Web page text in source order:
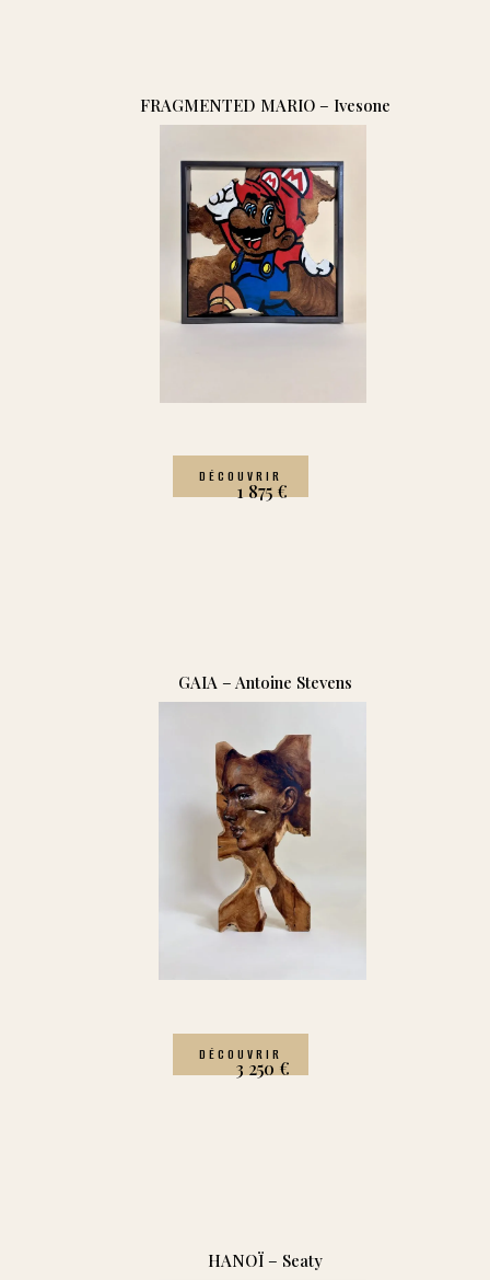
FRAGMENTED MARIO – Ivesone
DÉCOUVRIR
1 875€
GAIA – Antoine Stevens
DÉCOUVRIR
3 250 €
HANOÏ – Seaty